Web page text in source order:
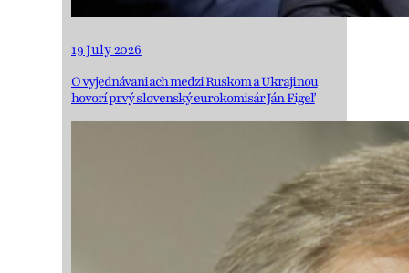
19 July 2026
O vyjednávaniach medzi Ruskom a Ukrajinou
hovorí prvý slovenský eurokomisár Ján Figeľ